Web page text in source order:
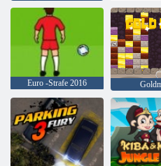
Euro -Strafe 2016